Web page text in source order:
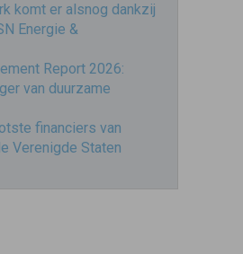
komt er alsnog dankzij
Energie &
Report 2026:
van duurzame
financiers van
Verenigde Staten